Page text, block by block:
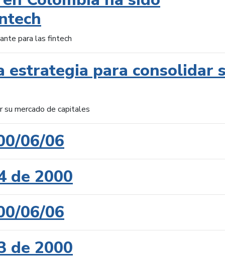
para las fintech
estrategia para consolidar
su mercado de capitales
06/06
de 2000
06/06
de 2000